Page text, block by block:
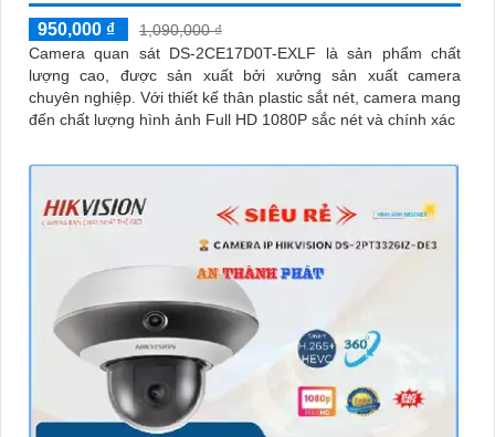
950,000 ₫
1,090,000 ₫
Camera quan sát DS-2CE17D0T-EXLF là sản phẩm chất
lượng cao, được sản xuất bởi xưởng sản xuất camera
chuyên nghiệp. Với thiết kế thân plastic sắt nét, camera mang
đến chất lượng hình ảnh Full HD 1080P sắc nét và chính xác